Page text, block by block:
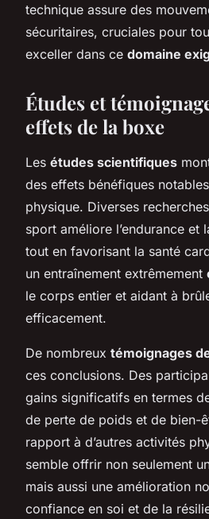
technique assure des
sécuritaires, cruciales pour
exceller dans ce domaine
Études et
effets de la boxe
Les études scientifiques
des effets bénéfiques
physique. Diverses
sport améliore l’endurance et
tout en favorisant la santé
un entraînement extrêmement
le corps entier et aidant à
efficacement.
De nombreux témoignages
ces conclusions. Des
gains significatifs en termes
de perte de poids et de bien-
rapport à d’autres activités
semble offrir non seulement
mais aussi une amélioration
confiance en soi et de la